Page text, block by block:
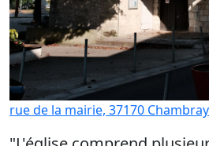
rue de la mairie, 37170